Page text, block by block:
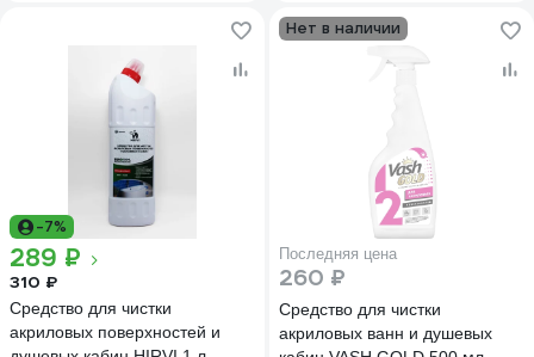
-7%
289 ₽
310 ₽
Средство для чистки
акриловых поверхностей и
Нет в наличии
Последняя цена
260 ₽
Средство для чистки
акриловых ванн и душевых